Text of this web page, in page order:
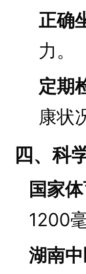
正确
力。
定期
康状
四、科
国家
1200
湖南